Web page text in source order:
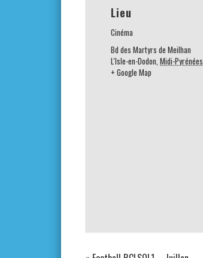
Lieu
Cinéma
Bd des Martyrs de Meilhan
L'Isle-en-Dodon, Midi-Pyrénées
+ Google Map